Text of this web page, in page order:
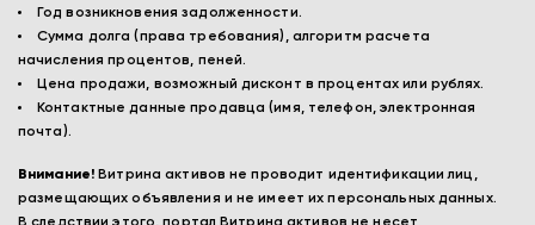
Год возникновения задолженности.
Сумма долга (права требования), алгоритм расчета
начисления процентов, пеней.
Цена продажи, возможный дисконт в процентах или рублях.
Контактные данные продавца (имя, телефон, электронная
почта).
Внимание! Витрина активов не проводит идентификации лиц,
размещающих объявления и не имеет их персональных данных.